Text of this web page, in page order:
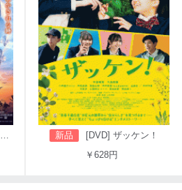
新品
[DVD] ザッケン！
￥628円